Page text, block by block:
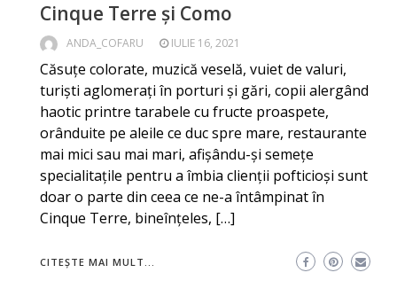
Cinque Terre și Como
ANDA_COFARU IULIE 16, 2021
Căsuțe colorate, muzică veselă, vuiet de valuri,
turiști aglomerați în porturi și gări, copii alergând
haotic printre tarabele cu fructe proaspete,
orânduite pe aleile ce duc spre mare, restaurante
mai mici sau mai mari, afișându-și semețe
specialitațile pentru a îmbia clienții pofticioși sunt
doar o parte din ceea ce ne-a întâmpinat în
Cinque Terre, bineînțeles, […]
CITEȘTE MAI MULT...